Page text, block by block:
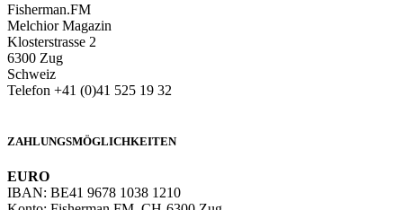
Fisherman.FM
Melchior Magazin
Klosterstrasse 2
6300 Zug
Schweiz
Telefon +41 (0)41 525 19 32
ZAHLUNGSMÖGLICHKEITEN
EURO
IBAN: BE41 9678 1038 1210